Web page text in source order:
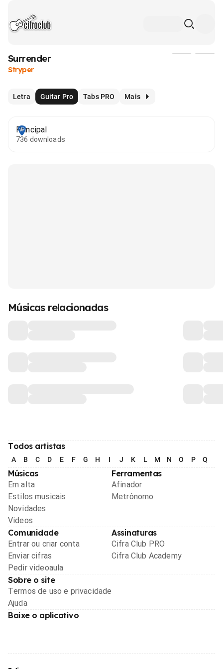
Surrender
Stryper
Letra Guitar Pro Tabs PRO Mais
Principal
736 downloads
Músicas relacionadas
Todos artistas
A B C D E F G H I J K L M N O P Q
Músicas
Em alta
Estilos musicais
Novidades
Videos
Ferramentas
Afinador
Metrônomo
Comunidade
Entrar ou criar conta
Enviar cifras
Pedir videoaula
Assinaturas
Cifra Club PRO
Cifra Club Academy
Sobre o site
Termos de uso e privacidade
Ajuda
Baixe o aplicativo